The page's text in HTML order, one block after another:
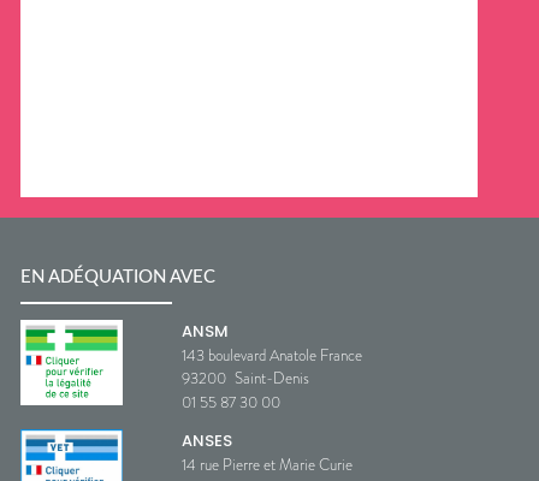
EN ADÉQUATION AVEC
ANSM
143 boulevard Anatole France
93200 Saint-Denis
01 55 87 30 00
ANSES
14 rue Pierre et Marie Curie